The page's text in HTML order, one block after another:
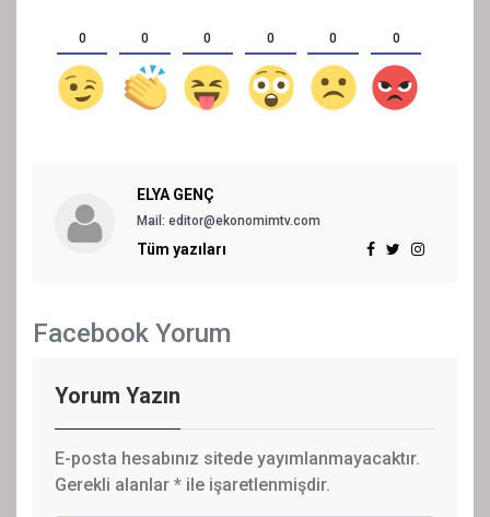
0 0 0 0 0 0
ELYA GENÇ
Mail: editor@ekonomimtv.com
Tüm yazıları
Facebook Yorum
Yorum Yazın
E-posta hesabınız sitede yayımlanmayacaktır.
Gerekli alanlar * ile işaretlenmişdir.